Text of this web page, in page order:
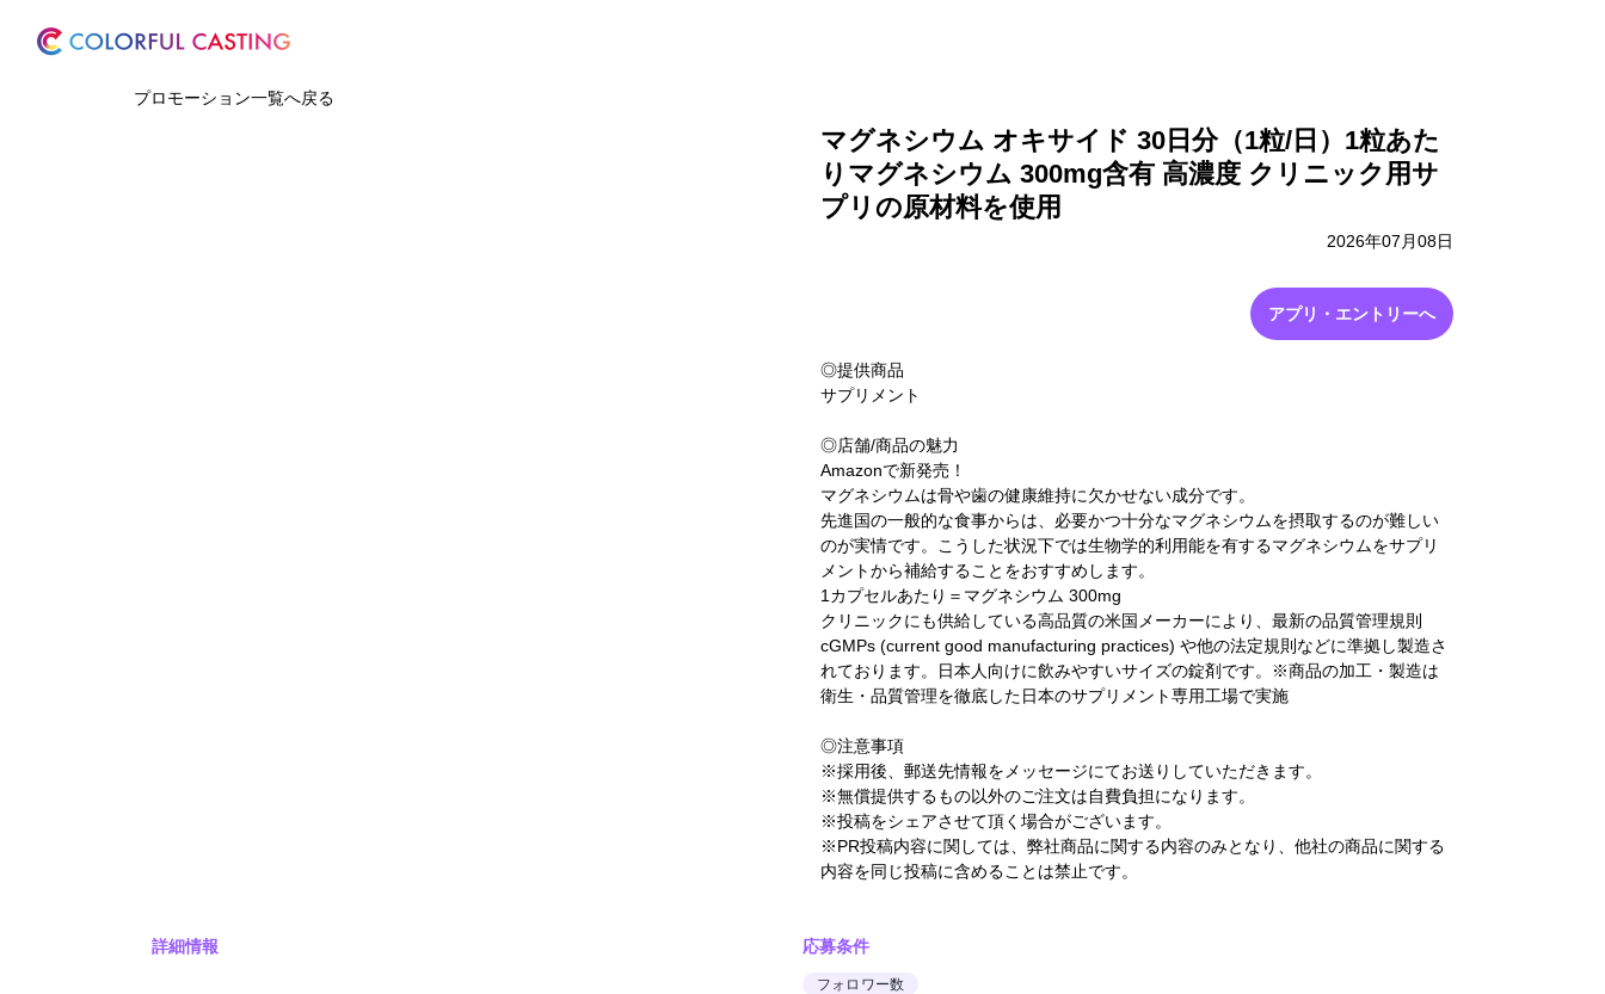
プロモーション一覧へ戻る
マグネシウム オキサイド 30日分（1粒/日）1粒あた
りマグネシウム 300mg含有 高濃度 クリニック用サ
プリの原材料を使用
2026年07月08日
アプリ・エントリーへ
◎提供商品
サプリメント
◎店舗/商品の魅力
Amazonで新発売！
マグネシウムは骨や歯の健康維持に欠かせない成分です。
先進国の一般的な食事からは、必要かつ十分なマグネシウムを摂取するのが難しい
のが実情です。こうした状況下では生物学的利用能を有するマグネシウムをサプリ
メントから補給することをおすすめします。
1カプセルあたり＝マグネシウム 300mg
クリニックにも供給している高品質の米国メーカーにより、最新の品質管理規則
cGMPs (current good manufacturing practices) や他の法定規則などに準拠し製造さ
れております。日本人向けに飲みやすいサイズの錠剤です。※商品の加工・製造は
衛生・品質管理を徹底した日本のサプリメント専用工場で実施
◎注意事項
※採用後、郵送先情報をメッセージにてお送りしていただきます。
※無償提供するもの以外のご注文は自費負担になります。
※投稿をシェアさせて頂く場合がございます。
※PR投稿内容に関しては、弊社商品に関する内容のみとなり、他社の商品に関する
内容を同じ投稿に含めることは禁止です。
詳細情報 応募条件
フォロワー数